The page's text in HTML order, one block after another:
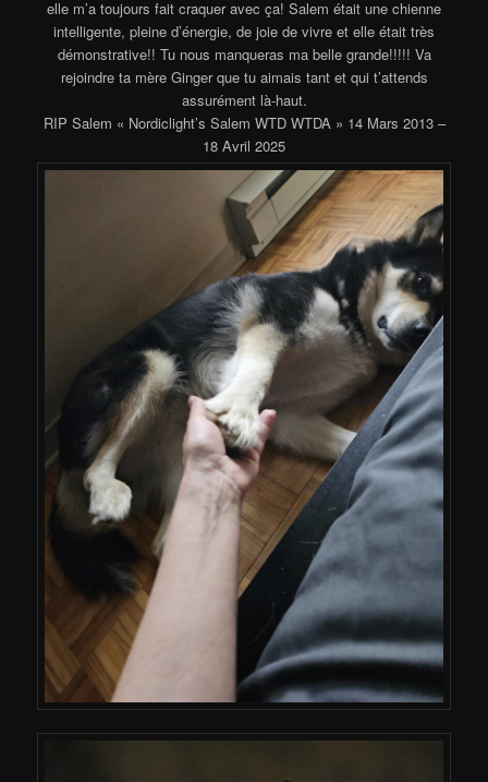
elle m’a toujours fait craquer avec ça! Salem était une chienne
intelligente, pleine d’énergie, de joie de vivre et elle était très
démonstrative!! Tu nous manqueras ma belle grande!!!!! Va
rejoindre ta mère Ginger que tu aimais tant et qui t’attends
assurément là-haut.
RIP Salem « Nordiclight’s Salem WTD WTDA » 14 Mars 2013 –
18 Avril 2025